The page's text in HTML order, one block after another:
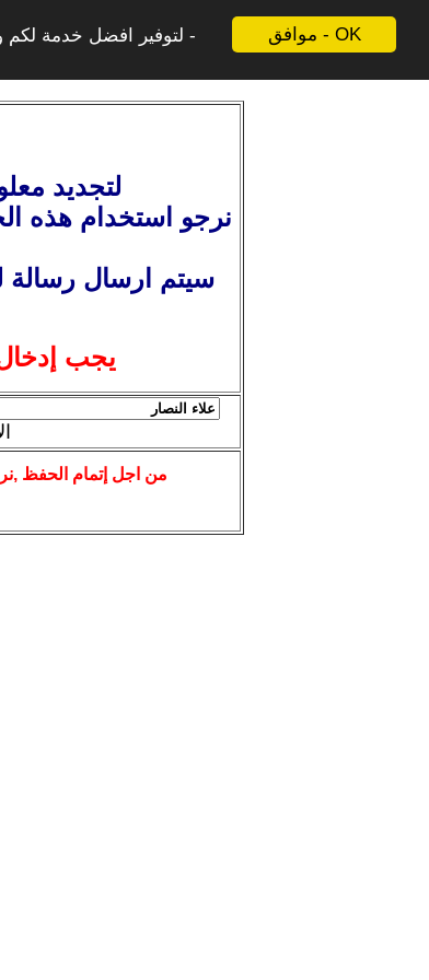
موافق - OK
لتوفير افضل خدمة لكم
لتجديد
نرجو استخدام هذه
سيتم ارسال رسالة
يجب
من اجل إتمام الحفظ